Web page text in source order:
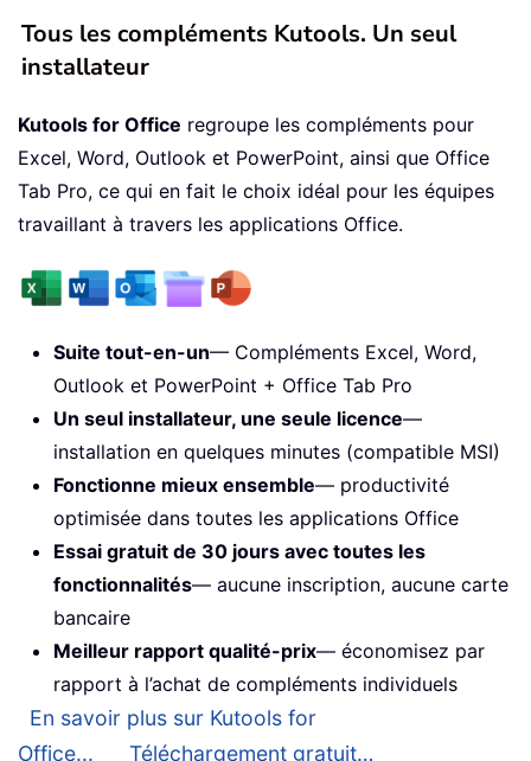
Tous les compléments Kutools. Un seul
installateur
Kutools for Office regroupe les compléments pour
Excel, Word, Outlook et PowerPoint, ainsi que Office
Tab Pro, ce qui en fait le choix idéal pour les équipes
travaillant à travers les applications Office.
Suite tout-en-un— Compléments Excel, Word,
Outlook et PowerPoint + Office Tab Pro
Un seul installateur, une seule licence—
installation en quelques minutes (compatible MSI)
Fonctionne mieux ensemble— productivité
optimisée dans toutes les applications Office
Essai gratuit de 30 jours avec toutes les
fonctionnalités— aucune inscription, aucune carte
bancaire
Meilleur rapport qualité-prix— économisez par
rapport à l’achat de compléments individuels
En savoir plus sur Kutools for
Office...
Téléchargement gratuit…